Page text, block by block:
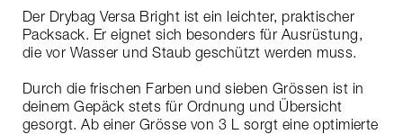
Der Drybag Versa Bright ist ein leichter, praktischer
Packsack. Er eignet sich besonders für Ausrüstung,
die vor Wasser und Staub geschützt werden muss.
Durch die frischen Farben und sieben Grössen ist in
deinem Gepäck stets für Ordnung und Übersicht
gesorgt. Ab einer Grösse von 3 L sorgt eine optimierte